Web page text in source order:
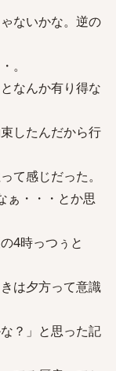
ないかな。逆の
。
なんか有り得な
したんだから行
て感じだった。
ぁ・・・とか思
4時っつぅと
は夕方って意識
？」と思った記